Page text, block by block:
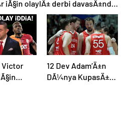
iÃ§in olaylÄ± derbi davasÄ±nda
kararÄ±
Victor
12 Dev Adam’Ä±n
DÃ¼nya KupasÄ±